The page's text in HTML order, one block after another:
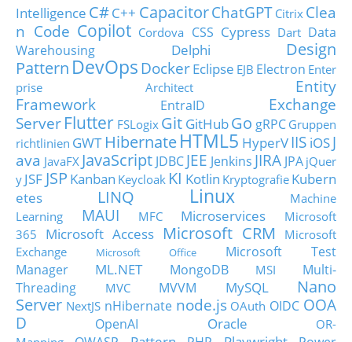
Intelligence C#C++ CapacitorChatGPT Citrix Clea
n Code Copilot Cordova CSS Cypress Dart Data
Warehousing
Delphi
Design
Pattern DevOps DockerEclipse EJB Electron Enter
prise Architect
Entity
Framework
EntraID
Exchange
Server Flutter FSLogix Git GitHubGo gRPC Gruppen
richtlinien GWT HibernateHTML5 HyperVIIS iOSJ
ava JavaFX JavaScript JDBC JEE Jenkins JIRA JPA jQuer
y JSF JSP Kanban Keycloak KI Kotlin Kryptografie Kubern
etes
LINQ Linux
Machine
Learning
MAUI MFC Microservices
Microsoft
365
Microsoft Access Microsoft CRM
Microsoft
Exchange
Microsoft Office
Microsoft Test
Manager
ML.NET MongoDB MSI
Multi-
Threading
MVC MVVM MySQL
Nano
Server NextJS nHibernate node.js OAuth OIDC OOA
D
OpenAI Oracle
OR-